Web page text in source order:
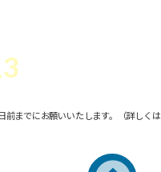
前までにお願いいたします。（詳しくは